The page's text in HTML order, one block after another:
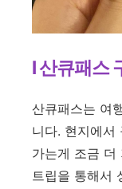
l 산큐패스
산큐패스는 여
니다. 현지에서
가는게 조금 더
트립을 통해서